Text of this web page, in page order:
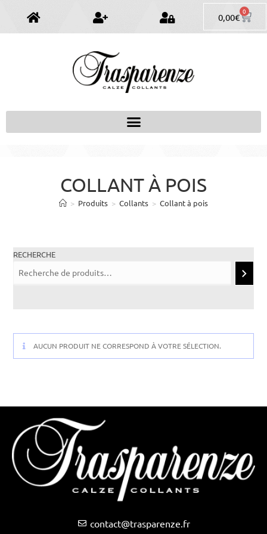
0,00€ 0
COLLANT À POIS
> Produits > Collants > Collant à pois
RECHERCHE
AUCUN PRODUIT NE CORRESPOND À VOTRE SÉLECTION.
contact@trasparenze.fr